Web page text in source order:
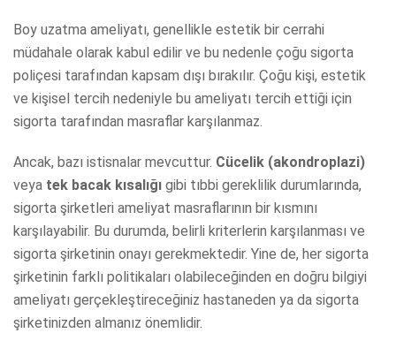
Boy uzatma ameliyatı, genellikle estetik bir cerrahi
müdahale olarak kabul edilir ve bu nedenle çoğu sigorta
poliçesi tarafından kapsam dışı bırakılır. Çoğu kişi, estetik
ve kişisel tercih nedeniyle bu ameliyatı tercih ettiği için
sigorta tarafından masraflar karşılanmaz.
Ancak, bazı istisnalar mevcuttur. Cücelik (akondroplazi)
veya tek bacak kısalığı gibi tıbbi gereklilik durumlarında,
sigorta şirketleri ameliyat masraflarının bir kısmını
karşılayabilir. Bu durumda, belirli kriterlerin karşılanması ve
sigorta şirketinin onayı gerekmektedir. Yine de, her sigorta
şirketinin farklı politikaları olabileceğinden en doğru bilgiyi
ameliyatı gerçekleştireceğiniz hastaneden ya da sigorta
şirketinizden almanız önemlidir.